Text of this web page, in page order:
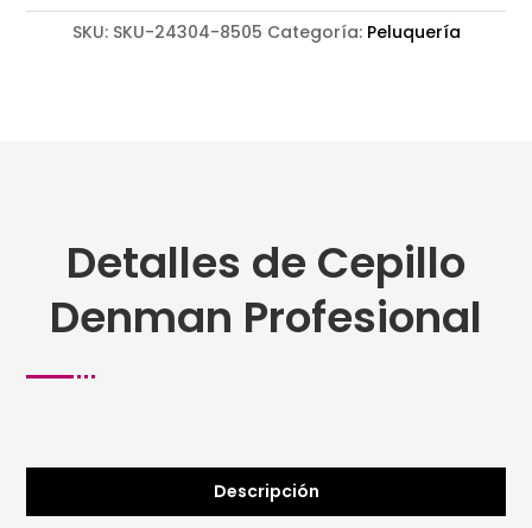
SKU: SKU-24304-8505 Categoría: Peluquería
Detalles de Cepillo
Denman Profesional
Descripción